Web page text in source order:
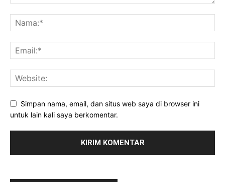
Simpan nama, email, dan situs web saya di browser ini
untuk lain kali saya berkomentar.